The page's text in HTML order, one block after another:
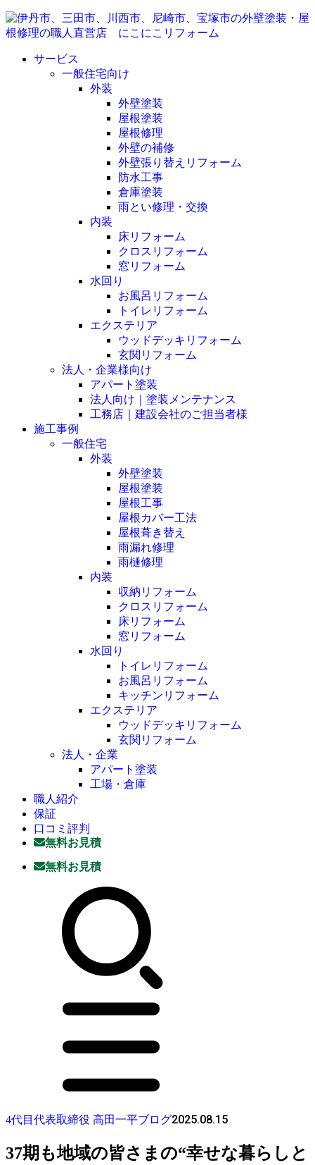
サービス
一般住宅向け
外装
外壁塗装
屋根塗装
屋根修理
外壁の補修
外壁張り替えリフォーム
防水工事
倉庫塗装
雨とい修理・交換
内装
床リフォーム
クロスリフォーム
窓リフォーム
水回り
お風呂リフォーム
トイレリフォーム
エクステリア
ウッドデッキリフォーム
玄関リフォーム
法人・企業様向け
アパート塗装
法人向け｜塗装メンテナンス
工務店｜建設会社のご担当者様
施工事例
一般住宅
外装
外壁塗装
屋根塗装
屋根工事
屋根カバー工法
屋根葺き替え
雨漏れ修理
雨樋修理
内装
収納リフォーム
クロスリフォーム
床リフォーム
窓リフォーム
水回り
トイレリフォーム
お風呂リフォーム
キッチンリフォーム
エクステリア
ウッドデッキリフォーム
玄関リフォーム
法人・企業
アパート塗装
工場・倉庫
職人紹介
保証
口コミ評判
無料お見積
無料お見積
4代目代表取締役 高田一平ブログ2025.08.15
37期も地域の皆さまの“幸せな暮らしと